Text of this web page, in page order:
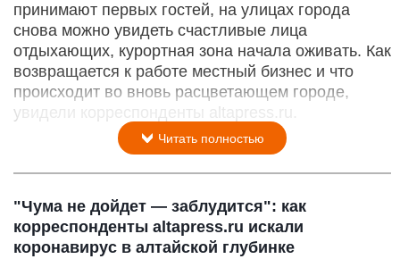
принимают первых гостей, на улицах города
снова можно увидеть счастливые лица
отдыхающих, курортная зона начала оживать. Как
возвращается к работе местный бизнес и что
происходит во вновь расцветающем городе,
увидели корреспонденты altapress.ru.
Читать полностью
"Чума не дойдет — заблудится": как
корреспонденты altapress.ru искали
коронавирус в алтайской глубинке